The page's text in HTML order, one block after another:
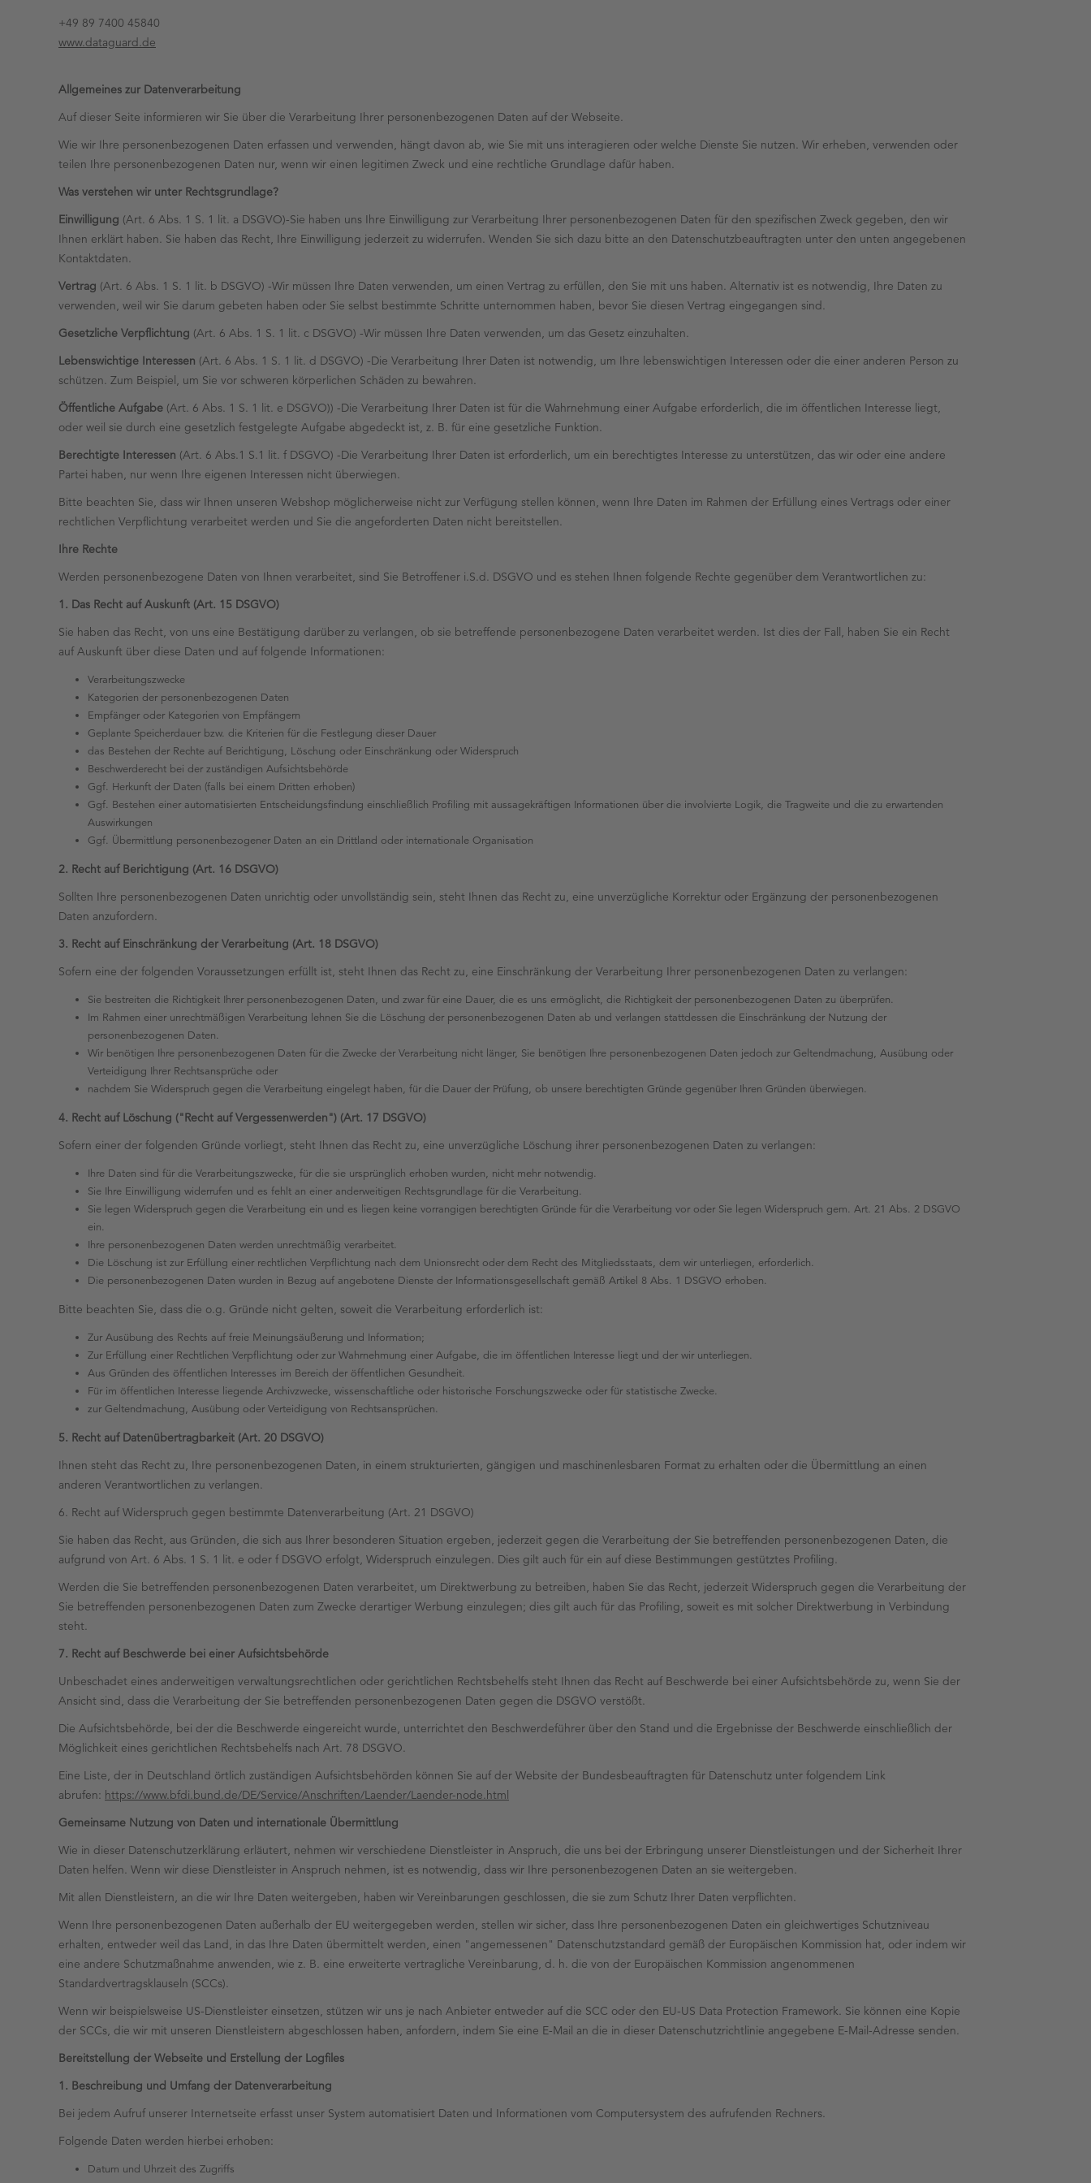
+49 89 7400 45840
www.dataguard.de
Allgemeines zur Datenverarbeitung
Auf dieser Seite informieren wir Sie über die Verarbeitung Ihrer personenbezogenen Daten auf der Webseite.
Wie wir Ihre personenbezogenen Daten erfassen und verwenden, hängt davon ab, wie Sie mit uns interagieren oder welche Dienste Sie nutzen. Wir erheben, verwenden oder
teilen Ihre personenbezogenen Daten nur, wenn wir einen legitimen Zweck und eine rechtliche Grundlage dafür haben.
Was verstehen wir unter Rechtsgrundlage?
Einwilligung (Art. 6 Abs. 1 S. 1 lit. a DSGVO)-Sie haben uns Ihre Einwilligung zur Verarbeitung Ihrer personenbezogenen Daten für den spezifischen Zweck gegeben, den wir
Ihnen erklärt haben. Sie haben das Recht, Ihre Einwilligung jederzeit zu widerrufen. Wenden Sie sich dazu bitte an den Datenschutzbeauftragten unter den unten angegebenen
Kontaktdaten.
Vertrag (Art. 6 Abs. 1 S. 1 lit. b DSGVO) -Wir müssen Ihre Daten verwenden, um einen Vertrag zu erfüllen, den Sie mit uns haben. Alternativ ist es notwendig, Ihre Daten zu
verwenden, weil wir Sie darum gebeten haben oder Sie selbst bestimmte Schritte unternommen haben, bevor Sie diesen Vertrag eingegangen sind.
Gesetzliche Verpflichtung (Art. 6 Abs. 1 S. 1 lit. c DSGVO) -Wir müssen Ihre Daten verwenden, um das Gesetz einzuhalten.
Lebenswichtige Interessen (Art. 6 Abs. 1 S. 1 lit. d DSGVO) -Die Verarbeitung Ihrer Daten ist notwendig, um Ihre lebenswichtigen Interessen oder die einer anderen Person zu
schützen. Zum Beispiel, um Sie vor schweren körperlichen Schäden zu bewahren.
Öffentliche Aufgabe (Art. 6 Abs. 1 S. 1 lit. e DSGVO)) -Die Verarbeitung Ihrer Daten ist für die Wahrnehmung einer Aufgabe erforderlich, die im öffentlichen Interesse liegt,
oder weil sie durch eine gesetzlich festgelegte Aufgabe abgedeckt ist, z. B. für eine gesetzliche Funktion.
Berechtigte Interessen (Art. 6 Abs.1 S.1 lit. f DSGVO) -Die Verarbeitung Ihrer Daten ist erforderlich, um ein berechtigtes Interesse zu unterstützen, das wir oder eine andere
Partei haben, nur wenn Ihre eigenen Interessen nicht überwiegen.
Bitte beachten Sie, dass wir Ihnen unseren Webshop möglicherweise nicht zur Verfügung stellen können, wenn Ihre Daten im Rahmen der Erfüllung eines Vertrags oder einer
rechtlichen Verpflichtung verarbeitet werden und Sie die angeforderten Daten nicht bereitstellen.
Ihre Rechte
Werden personenbezogene Daten von Ihnen verarbeitet, sind Sie Betroffener i.S.d. DSGVO und es stehen Ihnen folgende Rechte gegenüber dem Verantwortlichen zu:
1. Das Recht auf Auskunft (Art. 15 DSGVO)
Sie haben das Recht, von uns eine Bestätigung darüber zu verlangen, ob sie betreffende personenbezogene Daten verarbeitet werden. Ist dies der Fall, haben Sie ein Recht
auf Auskunft über diese Daten und auf folgende Informationen:
Verarbeitungszwecke
Kategorien der personenbezogenen Daten
Empfänger oder Kategorien von Empfängern
Geplante Speicherdauer bzw. die Kriterien für die Festlegung dieser Dauer
das Bestehen der Rechte auf Berichtigung, Löschung oder Einschränkung oder Widerspruch
Beschwerderecht bei der zuständigen Aufsichtsbehörde
Ggf. Herkunft der Daten (falls bei einem Dritten erhoben)
Ggf. Bestehen einer automatisierten Entscheidungsfindung einschließlich Profiling mit aussagekräftigen Informationen über die involvierte Logik, die Tragweite und die zu erwartenden
Auswirkungen
Ggf. Übermittlung personenbezogener Daten an ein Drittland oder internationale Organisation
2. Recht auf Berichtigung (Art. 16 DSGVO)
Sollten Ihre personenbezogenen Daten unrichtig oder unvollständig sein, steht Ihnen das Recht zu, eine unverzügliche Korrektur oder Ergänzung der personenbezogenen
Daten anzufordern.
3. Recht auf Einschränkung der Verarbeitung (Art. 18 DSGVO)
Sofern eine der folgenden Voraussetzungen erfüllt ist, steht Ihnen das Recht zu, eine Einschränkung der Verarbeitung Ihrer personenbezogenen Daten zu verlangen:
Sie bestreiten die Richtigkeit Ihrer personenbezogenen Daten, und zwar für eine Dauer, die es uns ermöglicht, die Richtigkeit der personenbezogenen Daten zu überprüfen.
Im Rahmen einer unrechtmäßigen Verarbeitung lehnen Sie die Löschung der personenbezogenen Daten ab und verlangen stattdessen die Einschränkung der Nutzung der
personenbezogenen Daten.
Wir benötigen Ihre personenbezogenen Daten für die Zwecke der Verarbeitung nicht länger, Sie benötigen Ihre personenbezogenen Daten jedoch zur Geltendmachung, Ausübung oder
Verteidigung Ihrer Rechtsansprüche oder
nachdem Sie Widerspruch gegen die Verarbeitung eingelegt haben, für die Dauer der Prüfung, ob unsere berechtigten Gründe gegenüber Ihren Gründen überwiegen.
4. Recht auf Löschung ("Recht auf Vergessenwerden") (Art. 17 DSGVO)
Sofern einer der folgenden Gründe vorliegt, steht Ihnen das Recht zu, eine unverzügliche Löschung ihrer personenbezogenen Daten zu verlangen:
Ihre Daten sind für die Verarbeitungszwecke, für die sie ursprünglich erhoben wurden, nicht mehr notwendig.
Sie Ihre Einwilligung widerrufen und es fehlt an einer anderweitigen Rechtsgrundlage für die Verarbeitung.
Sie legen Widerspruch gegen die Verarbeitung ein und es liegen keine vorrangigen berechtigten Gründe für die Verarbeitung vor oder Sie legen Widerspruch gem. Art. 21 Abs. 2 DSGVO
ein.
Ihre personenbezogenen Daten werden unrechtmäßig verarbeitet.
Die Löschung ist zur Erfüllung einer rechtlichen Verpflichtung nach dem Unionsrecht oder dem Recht des Mitgliedsstaats, dem wir unterliegen, erforderlich.
Die personenbezogenen Daten wurden in Bezug auf angebotene Dienste der Informationsgesellschaft gemäß Artikel 8 Abs. 1 DSGVO erhoben.
Bitte beachten Sie, dass die o.g. Gründe nicht gelten, soweit die Verarbeitung erforderlich ist:
Zur Ausübung des Rechts auf freie Meinungsäußerung und Information;
Zur Erfüllung einer Rechtlichen Verpflichtung oder zur Wahrnehmung einer Aufgabe, die im öffentlichen Interesse liegt und der wir unterliegen.
Aus Gründen des öffentlichen Interesses im Bereich der öffentlichen Gesundheit.
Für im öffentlichen Interesse liegende Archivzwecke, wissenschaftliche oder historische Forschungszwecke oder für statistische Zwecke.
zur Geltendmachung, Ausübung oder Verteidigung von Rechtsansprüchen.
5. Recht auf Datenübertragbarkeit (Art. 20 DSGVO)
Ihnen steht das Recht zu, Ihre personenbezogenen Daten, in einem strukturierten, gängigen und maschinenlesbaren Format zu erhalten oder die Übermittlung an einen
anderen Verantwortlichen zu verlangen.
6. Recht auf Widerspruch gegen bestimmte Datenverarbeitung (Art. 21 DSGVO)
Sie haben das Recht, aus Gründen, die sich aus Ihrer besonderen Situation ergeben, jederzeit gegen die Verarbeitung der Sie betreffenden personenbezogenen Daten, die
aufgrund von Art. 6 Abs. 1 S. 1 lit. e oder f DSGVO erfolgt, Widerspruch einzulegen. Dies gilt auch für ein auf diese Bestimmungen gestütztes Profiling.
Werden die Sie betreffenden personenbezogenen Daten verarbeitet, um Direktwerbung zu betreiben, haben Sie das Recht, jederzeit Widerspruch gegen die Verarbeitung der
Sie betreffenden personenbezogenen Daten zum Zwecke derartiger Werbung einzulegen; dies gilt auch für das Profiling, soweit es mit solcher Direktwerbung in Verbindung
steht.
7. Recht auf Beschwerde bei einer Aufsichtsbehörde
Unbeschadet eines anderweitigen verwaltungsrechtlichen oder gerichtlichen Rechtsbehelfs steht Ihnen das Recht auf Beschwerde bei einer Aufsichtsbehörde zu, wenn Sie der
Ansicht sind, dass die Verarbeitung der Sie betreffenden personenbezogenen Daten gegen die DSGVO verstößt.
Die Aufsichtsbehörde, bei der die Beschwerde eingereicht wurde, unterrichtet den Beschwerdeführer über den Stand und die Ergebnisse der Beschwerde einschließlich der
Möglichkeit eines gerichtlichen Rechtsbehelfs nach Art. 78 DSGVO.
Eine Liste, der in Deutschland örtlich zuständigen Aufsichtsbehörden können Sie auf der Website der Bundesbeauftragten für Datenschutz unter folgendem Link
abrufen: https://www.bfdi.bund.de/DE/Service/Anschriften/Laender/Laender-node.html
Gemeinsame Nutzung von Daten und internationale Übermittlung
Wie in dieser Datenschutzerklärung erläutert, nehmen wir verschiedene Dienstleister in Anspruch, die uns bei der Erbringung unserer Dienstleistungen und der Sicherheit Ihrer
Daten helfen. Wenn wir diese Dienstleister in Anspruch nehmen, ist es notwendig, dass wir Ihre personenbezogenen Daten an sie weitergeben.
Mit allen Dienstleistern, an die wir Ihre Daten weitergeben, haben wir Vereinbarungen geschlossen, die sie zum Schutz Ihrer Daten verpflichten.
Wenn Ihre personenbezogenen Daten außerhalb der EU weitergegeben werden, stellen wir sicher, dass Ihre personenbezogenen Daten ein gleichwertiges Schutzniveau
erhalten, entweder weil das Land, in das Ihre Daten übermittelt werden, einen "angemessenen" Datenschutzstandard gemäß der Europäischen Kommission hat, oder indem wir
eine andere Schutzmaßnahme anwenden, wie z. B. eine erweiterte vertragliche Vereinbarung, d. h. die von der Europäischen Kommission angenommenen
Standardvertragsklauseln (SCCs).
Wenn wir beispielsweise US-Dienstleister einsetzen, stützen wir uns je nach Anbieter entweder auf die SCC oder den EU-US Data Protection Framework. Sie können eine Kopie
der SCCs, die wir mit unseren Dienstleistern abgeschlossen haben, anfordern, indem Sie eine E-Mail an die in dieser Datenschutzrichtlinie angegebene E-Mail-Adresse senden.
Bereitstellung der Webseite und Erstellung der Logfiles
1. Beschreibung und Umfang der Datenverarbeitung
Bei jedem Aufruf unserer Internetseite erfasst unser System automatisiert Daten und Informationen vom Computersystem des aufrufenden Rechners.
Folgende Daten werden hierbei erhoben:
Datum und Uhrzeit des Zugriffs